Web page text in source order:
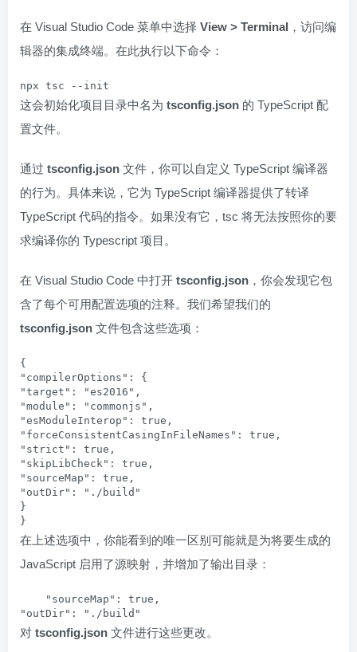
在 Visual Studio Code 菜单中选择 View > Terminal ，访问编
辑器的集成终端。在此执行以下命令：
npx tsc --init
这会初始化项目目录中名为 tsconfig.json 的 TypeScript 配
置文件。
通过 tsconfig.json 文件，你可以自定义 TypeScript 编译器
的行为。具体来说，它为 TypeScript 编译器提供了转译
TypeScript 代码的指令。如果没有它，tsc 将无法按照你的要
求编译你的 Typescript 项目。
在 Visual Studio Code 中打开 tsconfig.json ，你会发现它包
含了每个可用配置选项的注释。我们希望我们的
tsconfig.json 文件包含这些选项：
{
"compilerOptions": {
"target": "es2016",
"module": "commonjs",
"esModuleInterop": true,
"forceConsistentCasingInFileNames": true,
"strict": true,
"skipLibCheck": true,
"sourceMap": true,
"outDir": "./build"
}
}
在上述选项中，你能看到的唯一区别可能就是为将要生成的
JavaScript 启用了源映射，并增加了输出目录：
    "sourceMap": true,
"outDir": "./build"
对 tsconfig.json 文件进行这些更改。